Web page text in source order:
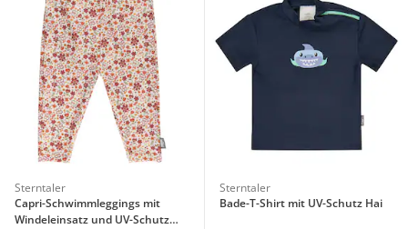
Sterntaler
Capri-Schwimmleggings mit
Windeleinsatz und UV-Schutz
Sterntaler
Bade-T-Shirt mit UV-Schutz Hai